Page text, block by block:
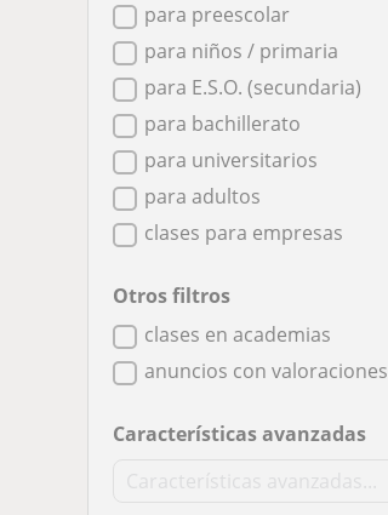
para preescolar
para niños / primaria
para E.S.O. (secundaria)
para bachillerato
para universitarios
para adultos
clases para empresas
Otros filtros
clases en academias
anuncios con valoraciones
Características avanzadas